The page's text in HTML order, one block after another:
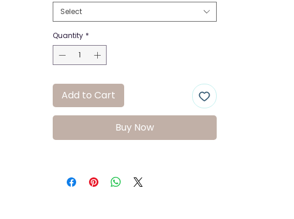
bebeğinizin hassas cildine uyum sağlar ve
•Cırt Cırtlı Atkı: Kolay giydirilip çıkarılabilen
bulunan büyük melek kanadı tasarımı, pullu
nakış detayıyla göze çarpan ve zarafet
•Kaymaz Taban: Yeni doğan bebeklerin
emekleme ve ilk adımlarında güvenli bir
için ideal bir seçimdir. Melek kanadı
Select
Quantity *
Add to Cart
Buy Now